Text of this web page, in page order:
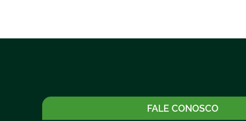
FALE CONOSCO